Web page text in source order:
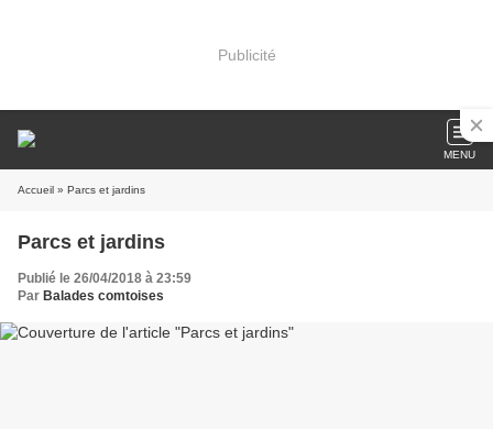
Publicité
MENU
Accueil » Parcs et jardins
Parcs et jardins
Publié le 26/04/2018 à 23:59
Par Balades comtoises